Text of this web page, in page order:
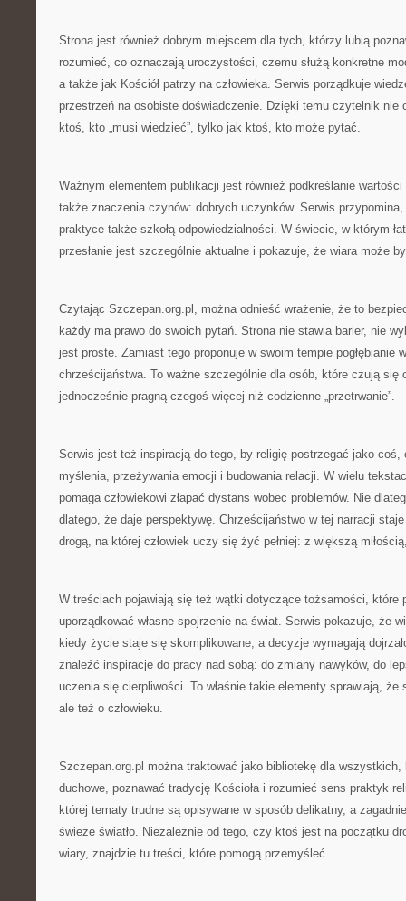
Strona jest również dobrym miejscem dla tych, którzy lubią
rozumieć, co oznaczają uroczystości, czemu służą konkretne
a także jak Kościół patrzy na człowieka. Serwis porządkuje
przestrzeń na osobiste doświadczenie. Dzięki temu czytelnik nie
ktoś, kto „musi wiedzieć”, tylko jak ktoś, kto może pytać.
Ważnym elementem publikacji jest również podkreślanie
także znaczenia czynów: dobrych uczynków. Serwis
praktyce także szkołą odpowiedzialności. W świecie, w którym
przesłanie jest szczególnie aktualne i pokazuje, że wiara może
Czytając Szczepan.org.pl, można odnieść wrażenie, że to
każdy ma prawo do swoich pytań. Strona nie stawia barier, nie
jest proste. Zamiast tego proponuje w swoim tempie pogłębianie
chrześcijaństwa. To ważne szczególnie dla osób, które czują się
jednocześnie pragną czegoś więcej niż codzienne „przetrwanie”.
Serwis jest też inspiracją do tego, by religię postrzegać jako coś,
myślenia, przeżywania emocji i budowania relacji. W wielu
pomaga człowiekowi złapać dystans wobec problemów. Nie
dlatego, że daje perspektywę. Chrześcijaństwo w tej narracji
drogą, na której człowiek uczy się żyć pełniej: z większą
W treściach pojawiają się też wątki dotyczące tożsamości, które
uporządkować własne spojrzenie na świat. Serwis pokazuje, że
kiedy życie staje się skomplikowane, a decyzje wymagają
znaleźć inspiracje do pracy nad sobą: do zmiany nawyków, do
uczenia się cierpliwości. To właśnie takie elementy sprawiają, że
ale też o człowieku.
Szczepan.org.pl można traktować jako bibliotekę dla wszystkich,
duchowe, poznawać tradycję Kościoła i rozumieć sens praktyk
której tematy trudne są opisywane w sposób delikatny, a
świeże światło. Niezależnie od tego, czy ktoś jest na początku
wiary, znajdzie tu treści, które pomogą przemyśleć.